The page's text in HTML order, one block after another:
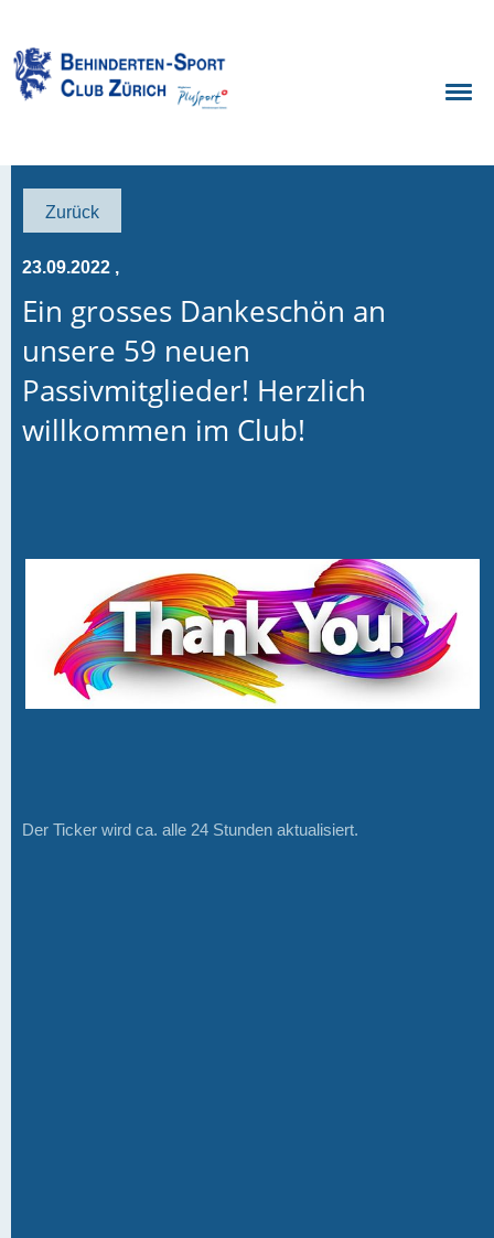
Zurück
23.09.2022 ,
Ein grosses Dankeschön an
unsere 59 neuen
Passivmitglieder! Herzlich
willkommen im Club!
Der Ticker wird ca. alle 24 Stunden aktualisiert.